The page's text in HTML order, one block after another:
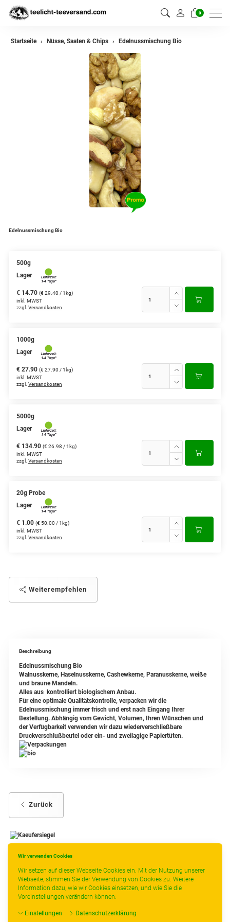
Wir verwenden Cookies
Wir setzen auf dieser Webseite Cookies ein. Mit der Nutzung unserer
Webseite, stimmen Sie der Verwendung von Cookies zu. Weitere
Information dazu, wie wir Cookies einsetzen, und wie Sie die
Voreinstellungen verändern können:
Einstellungen Datenschutzerklärung
0
Startseite Nüsse, Saaten & Chips Edelnussmischung Bio
Edelnussmischung Bio
500g
Lager
€ 14.70 (€ 29.40 / 1kg)
inkl. MWST
zzgl. Versandkosten
1000g
Lager
€ 27.90 (€ 27.90 / 1kg)
inkl. MWST
zzgl. Versandkosten
5000g
Lager
€ 134.90 (€ 26.98 / 1kg)
inkl. MWST
zzgl. Versandkosten
20g Probe
Lager
€ 1.00 (€ 50.00 / 1kg)
inkl. MWST
zzgl. Versandkosten
Weiterempfehlen
Beschreibung
Edelnussmischung Bio
Walnusskerne, Haselnusskerne, Cashewkerne, Paranusskerne, weiße
und braune Mandeln.
Alles aus kontrolliert biologischem Anbau.
Für eine optimale Qualitätskontrolle, verpacken wir die
Edelnussmischung immer frisch und erst nach Eingang Ihrer
Bestellung. Abhängig vom Gewicht, Volumen, Ihren Wünschen und
der Verfügbarkeit verwenden wir dazu wiederverschließbare
Druckverschlußbeutel oder ein- und zweilagige Papiertüten.
Zurück
- ----------------
* gilt für Lieferungen innerhalb Deutschlands, Lieferzeiten für andere Länder
entnehmen Sie bitte der Schaltfläche mit den Versandinformationen.